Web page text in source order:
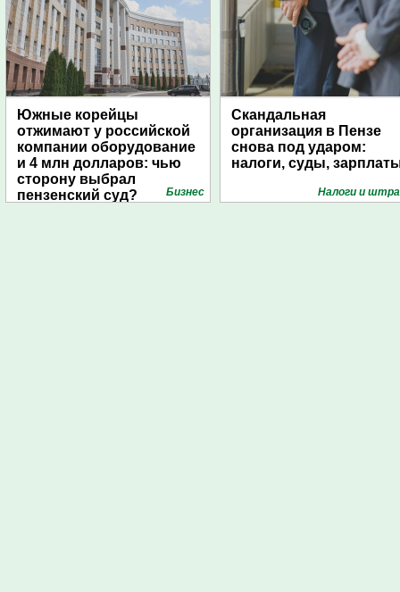
Южные корейцы
отжимают у российской
компании оборудование
и 4 млн долларов: чью
сторону выбрал
пензенский суд?
Бизнес
Скандальная
организация в Пензе
снова под ударом:
налоги, суды,
Налоги и